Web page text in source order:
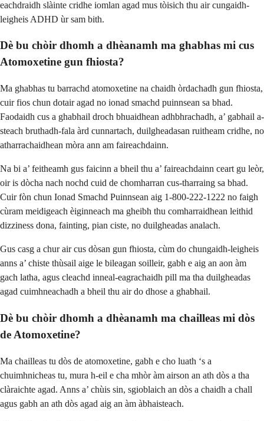
eachdraidh slàinte cridhe iomlan agad mus tòisich thu air cungaidh-
leigheis ADHD ùr sam bith.
Dè bu chòir dhomh a dhèanamh ma ghabhas mi cus
Atomoxetine gun fhiosta?
Ma ghabhas tu barrachd atomoxetine na chaidh òrdachadh gun fhiosta,
cuir fios chun dotair agad no ionad smachd puinnsean sa bhad.
Faodaidh cus a ghabhail droch bhuaidhean adhbhrachadh, a’ gabhail a-
steach bruthadh-fala àrd cunnartach, duilgheadasan ruitheam cridhe, no
atharrachaidhean mòra ann am faireachdainn.
Na bi a’ feitheamh gus faicinn a bheil thu a’ faireachdainn ceart gu leòr,
oir is dòcha nach nochd cuid de chomharran cus-tharraing sa bhad.
Cuir fòn chun Ionad Smachd Puinnsean aig 1-800-222-1222 no faigh
cùram meidigeach èiginneach ma gheibh thu comharraidhean leithid
dizziness dona, fainting, pian ciste, no duilgheadas analach.
Gus casg a chur air cus dòsan gun fhiosta, cùm do chungaidh-leigheis
anns a’ chiste thùsail aige le bileagan soilleir, gabh e aig an aon àm
gach latha, agus cleachd inneal-eagrachaidh pill ma tha duilgheadas
agad cuimhneachadh a bheil thu air do dhose a ghabhail.
Dè bu chòir dhomh a dhèanamh ma chailleas mi dòs
de Atomoxetine?
Ma chailleas tu dòs de atomoxetine, gabh e cho luath ‘s a
chuimhnicheas tu, mura h-eil e cha mhòr àm airson an ath dòs a tha
clàraichte agad. Anns a’ chùis sin, sgioblaich an dòs a chaidh a chall
agus gabh an ath dòs agad aig an àm àbhaisteach.